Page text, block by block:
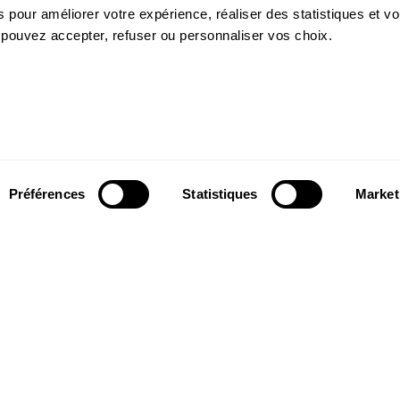
pour améliorer votre expérience, réaliser des statistiques et
accepter, refuser ou personnaliser vos choix.
Préférences Statistiques